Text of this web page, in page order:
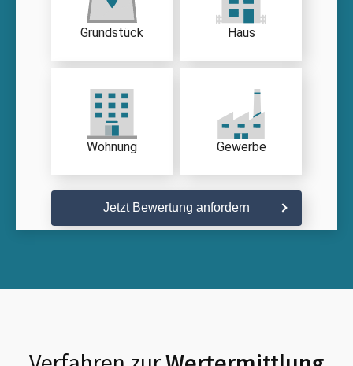
Grundstück Haus
Wohnung Gewerbe
Jetzt Bewertung anfordern